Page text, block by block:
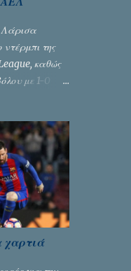
Λάρισα
της
καθώς
με 1-0
χαρτιά